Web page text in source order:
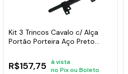
Kit 3 Trincos Cavalo c/ Alça
Portão Porteira Aço Preto
R$157,75
à vista
no Pix ou Boleto